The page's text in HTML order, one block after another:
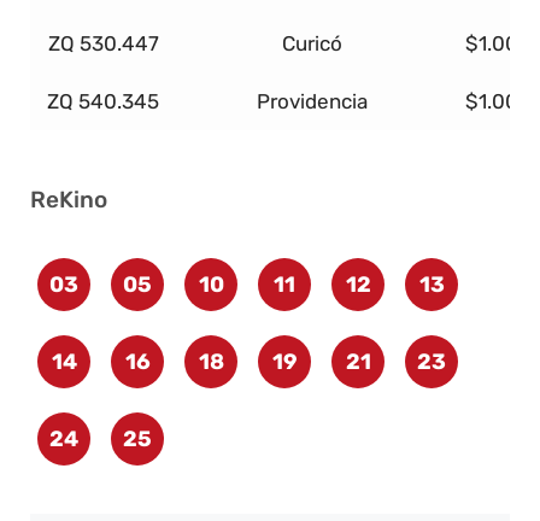
ZQ 530.447 Curicó
ZQ 540.345 Providencia
ReKino
03 05 10 11 12 13
14 16 18 19 21 23
24 25